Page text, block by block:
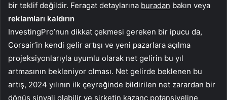
bir teklif değildir. Feragat detaylarına buradan bakın veya
reklamları kaldırın
InvestingPro’nun dikkat çekmesi gereken bir ipucu da,
Corsair’in kendi gelir artışı ve yeni pazarlara açılma
projeksiyonlarıyla uyumlu olarak net gelirin bu yıl
artmasının bekleniyor olması. Net gelirde beklenen bu
artış, 2024 yılının ilk çeyreğinde bildirilen net zarardan bir
dönüş sinyali olabilir ve şirketin kazanç potansiyeline